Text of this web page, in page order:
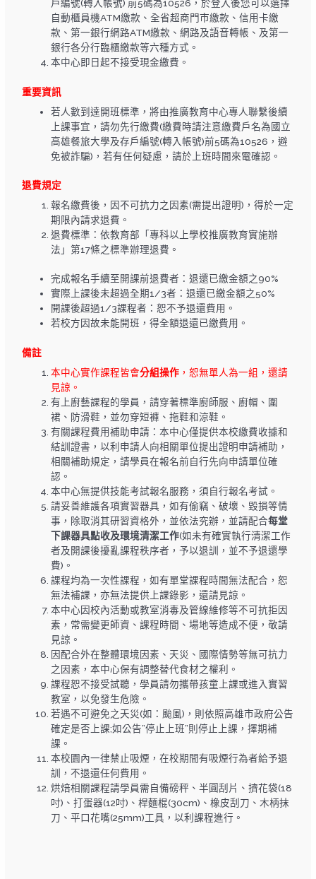
戶編號(轉入帳號) 前5碼為10526，於登入後您可以選擇
自動櫃員機ATM繳款、全省超商門市繳款、信用卡繳
款、第一銀行網路ATM繳款、網路及語音轉帳、及第一
銀行各分行臨櫃繳款等六種方式。
本中心即日起不接受現金繳費。
重要資訊
若人數到達開班標準，將由推廣教育中心專人聯繫後續
上課事宜，請勿先行繳費(繳費時請注意繳費戶名為國立
高雄餐旅大學及存戶編號(轉入帳號)前5碼為10526，避
免被詐騙)，若有任何疑慮，請於上班時間來電確認。
退費規定
報名繳費後，因不可抗力之因素(需提出證明)，得於一定
期限內請求退費。
退費標準：依教育部「專科以上學校推廣教育實施辦
法」第17條之標準辦理退費。
完成報名手續至開課前退費者：退還已繳金額之90%
實際上課後未超過全期1/3者：退還已繳金額之50%
開課後超過1/3課程者：恕不予退還費用。
若校方因故未能開班，得全額退還已繳費用。
備註
本中心實作課程皆會分組操作 ，恕無單人為一組，還請
見諒。
有上廚藝課程的學員，請穿著標準廚師服、廚帽、圍
裙、防滑鞋，並勿穿短褲、拖鞋和涼鞋。
有關課程費用補助申請：本中心僅提供本校繳費收據和
結訓證書，以利申請人向相關單位提出證明申請補助，
相關補助規定，請學員在報名前自行先向申請單位確
認。
本中心無提供技能考試報名服務，須自行報名考試。
請妥善維護各項實習器具，如有偷竊、破壞、毀損等情
事，除取消其研習資格外，並依法究辦，並請配合每堂
下課器具點收及環境清潔工作(如未有確實執行清潔工作
者及開課後擾亂課程秩序者，予以退訓，並不予退還學
費)。
課程均為一次性課程，如有單堂課程時間無法配合，恕
無法補課，亦無法提供上課錄影，還請見諒。
本中心因校內活動或教室消毒及管線維修等不可抗拒因
素，常需變更師資、課程時間、場地等造成不便，敬請
見諒。
因配合外在整體環境因素、天災、國際情勢等無可抗力
之因素，本中心保有調整替代食材之權利。
課程恕不接受試聽，學員請勿攜帶孩童上課或進入實習
教室，以免發生危險。
若遇不可避免之天災(如：颱風)，則依照高雄市政府公告
確定是否上課;如公告”停止上班”則停止上課，擇期補
課。
本校園內一律禁止吸煙，在校期間有吸煙行為者給予退
訓，不退還任何費用。
烘焙相關課程請學員需自備磅秤、半圓刮片、擠花袋(18
吋)、打蛋器(12吋)、桿麵棍(30cm)、橡皮刮刀、木柄抹
刀、平口花嘴(25mm)工具，以利課程進行。